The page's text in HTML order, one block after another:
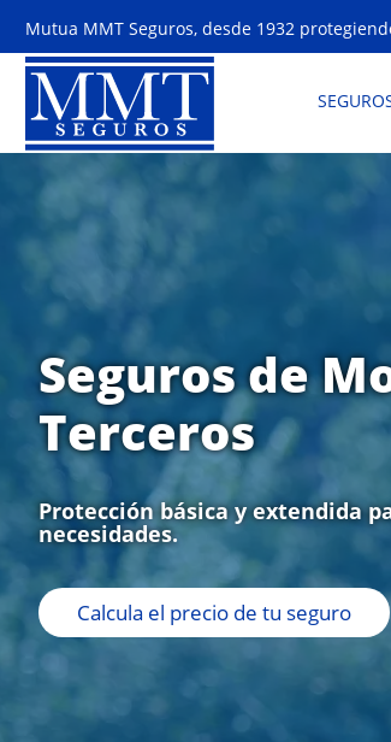
Mutua MMT Seguros, desde 1932
Seguros de
Terceros
Protección básica y extendida
necesidades.
Calcula el precio de tu seguro